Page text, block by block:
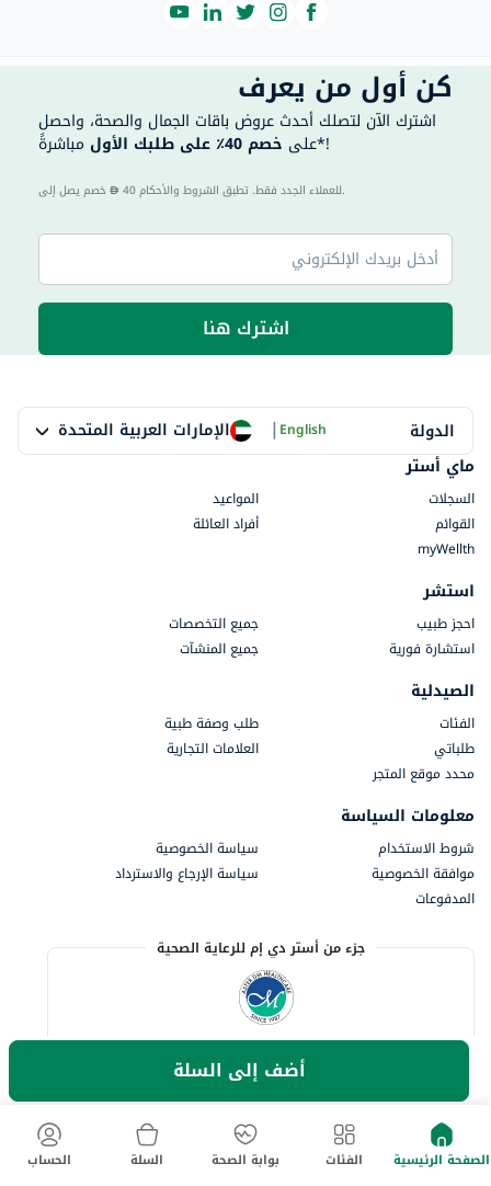
أضف إلى السلة
كن أول من يعرف
اشترك الآن لتصلك أحدث عروض باقات الجمال والصحة، واحصل
على خصم 40٪ على طلبك الأول مباشرةً*!
40 للعملاء الجدد فقط. تطبق الشروط والأحكام.
اشترك هنا
الدولة الإمارات العربية المتحدة |English
ماي أستر
السجلات
المواعيد
القوائم
أفراد العائلة
myWellth
استشر
احجز طبيب
جميع التخصصات
استشارة فورية
جميع المنشآت
الصيدلية
الفئات
طلب وصفة طبية
طلباتي
العلامات التجارية
محدد موقع المتجر
معلومات السياسة
شروط الاستخدام
سياسة الخصوصية
موافقة الخصوصية
سياسة الإرجاع والاسترداد
المدفوعات
جزء من أستر دي إم للرعاية الصحية
الصفحة الرئيسية الفئات بوابة الصحة السلة الحساب